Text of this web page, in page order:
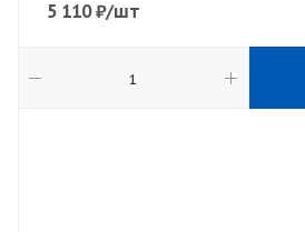
5 110₽/шт